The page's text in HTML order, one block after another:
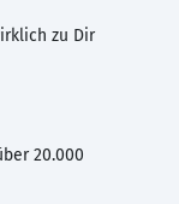
zu Dir
20.000